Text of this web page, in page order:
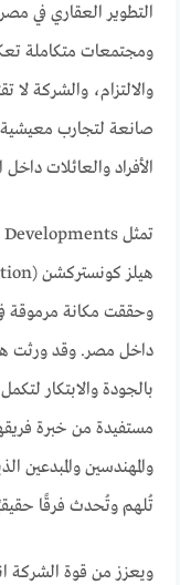
التطوير العقاري في
ومجتمعات متكاملة
والالتزام، والشركة
صانعة لتجارب معيشية
الأفراد والعائلات داخل
وحققت مكانة مرموقة في
داخل مصر. وقد ورثت
بالجودة والابتكار
مستفيدة من خبرة
والمهندسين والمبدعين
تُلهم وتُحدث فرقًا